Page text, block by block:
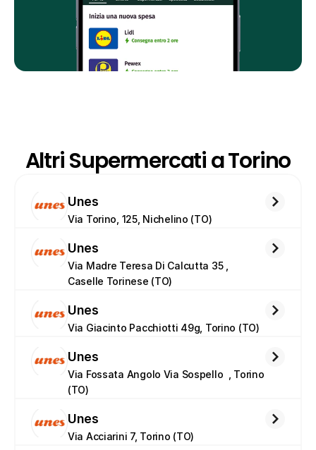
Altri Supermercati a Torino
Unes
Via Torino, 125, Nichelino (TO)
Unes
Via Madre Teresa Di Calcutta 35 ,
Caselle Torinese (TO)
Unes
Via Giacinto Pacchiotti 49g, Torino (TO)
Unes
Via Fossata Angolo Via Sospello  , Torino
(TO)
Unes
Via Acciarini 7, Torino (TO)